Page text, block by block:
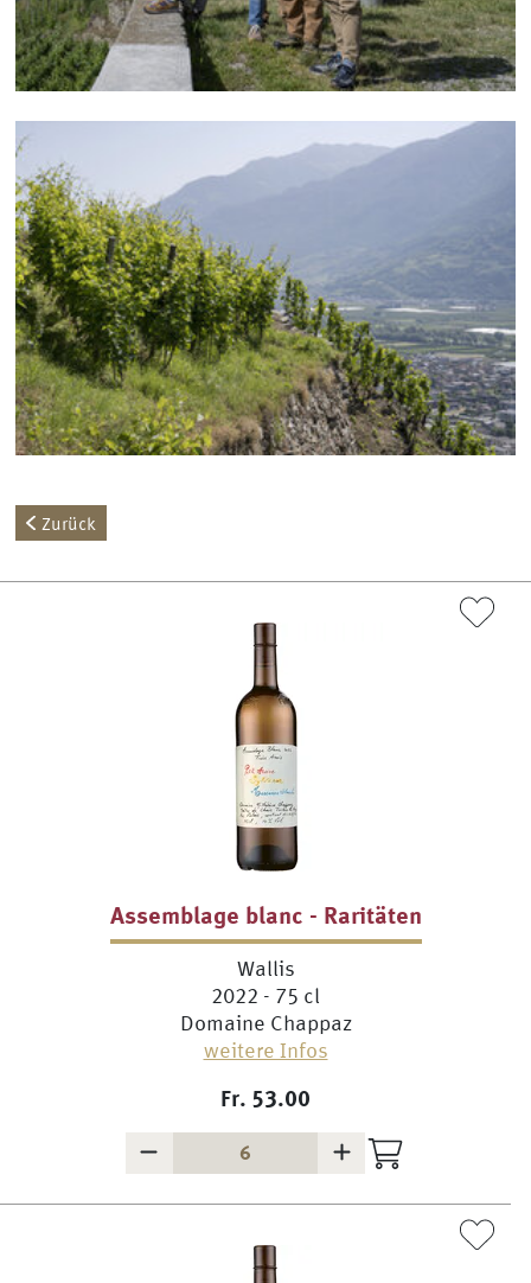
Zurück
Assemblage blanc - Raritäten
Wallis
2022 - 75 cl
Domaine Chappaz
weitere Infos
Fr. 53.00